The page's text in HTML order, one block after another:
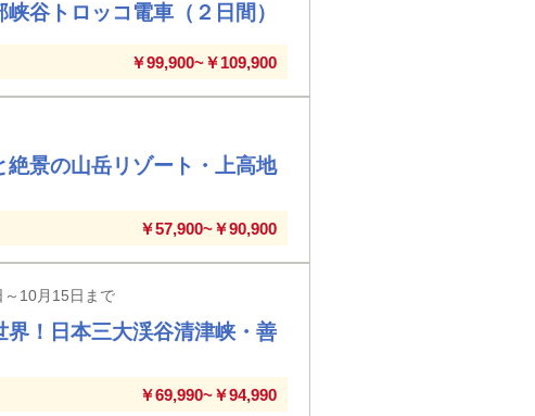
谷トロッコ電車（２日間）
￥99,900~￥109,900
絶景の山岳リゾート・上高地
￥57,900~￥90,900
10月15日まで
界！日本三大渓谷清津峡・善
￥69,990~￥94,990